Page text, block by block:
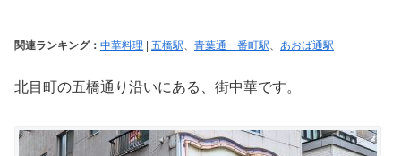
関連ランキング： 中華料理 五橋駅、 青葉通一番町駅、 あおば通駅
北目町の五橋通り沿いにある、街中華です。